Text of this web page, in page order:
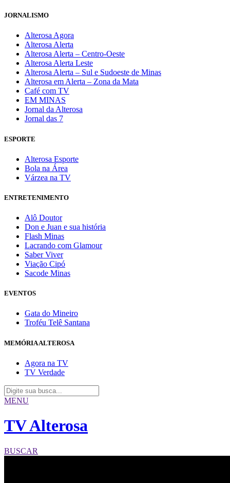
JORNALISMO
Alterosa Agora
Alterosa Alerta
Alterosa Alerta – Centro-Oeste
Alterosa Alerta Leste
Alterosa Alerta – Sul e Sudoeste de Minas
Alterosa em Alerta – Zona da Mata
Café com TV
EM MINAS
Jornal da Alterosa
Jornal das 7
ESPORTE
Alterosa Esporte
Bola na Área
Várzea na TV
ENTRETENIMENTO
Alô Doutor
Don e Juan e sua história
Flash Minas
Lacrando com Glamour
Saber Viver
Viação Cipó
Sacode Minas
EVENTOS
Gata do Mineiro
Troféu Telê Santana
MEMÓRIA ALTEROSA
Agora na TV
TV Verdade
MENU
TV Alterosa
BUSCAR